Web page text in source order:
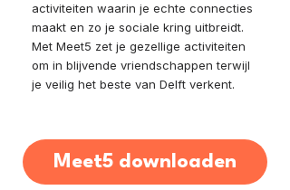
activiteiten waarin je echte connecties
maakt en zo je sociale kring uitbreidt.
Met Meet5 zet je gezellige activiteiten
om in blijvende vriendschappen terwijl
je veilig het beste van Delft verkent.
Meet5 downloaden